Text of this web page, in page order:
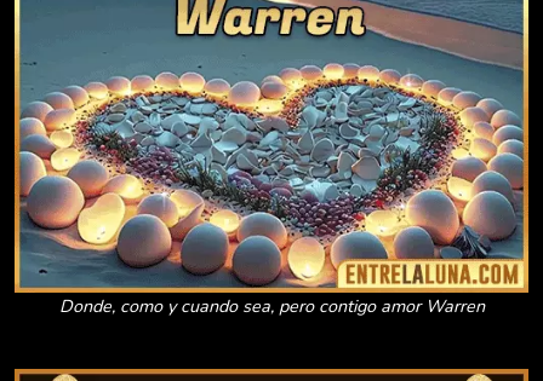
Donde, como y cuando sea, pero contigo amor Warren